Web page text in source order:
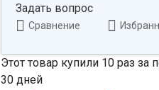
Задать вопрос
Сравнение
Этот товар купили 10 раз за
30 дней